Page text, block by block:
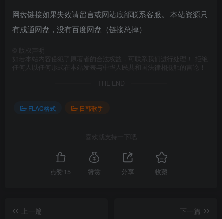
网盘链接如果失效请留言或网站底部联系客服。 本站资源只
有成通网盘，没有百度网盘（链接总掉）
版权声明
如若本站内容侵犯了原著者的合法权益，可联系我们进行处理！ 拒绝
任何人以任何形式在本站发表与中华人民共和国法律相抵触的言论！
THE END
FLAC格式 日韩歌手
喜欢就支持一下吧
点赞 15 赞赏 分享 收藏
上一篇
下一篇